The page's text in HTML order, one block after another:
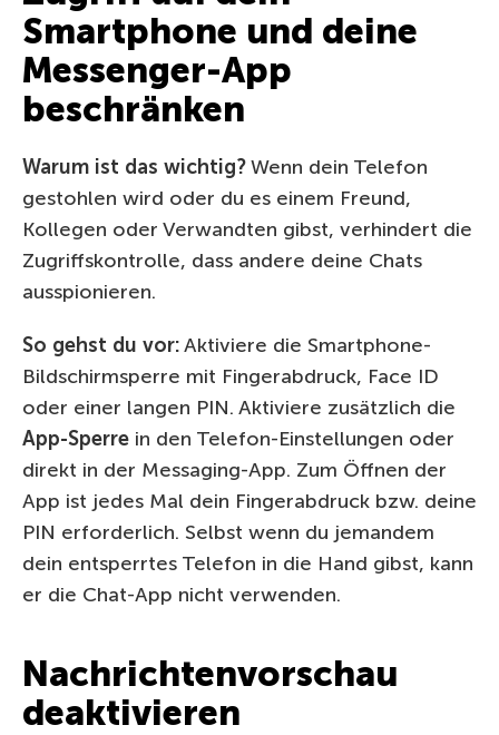
Smartphone und deine
Messenger-App
beschränken
Warum ist das wichtig?Wenn dein Telefon
gestohlen wird oder du es einem Freund,
Kollegen oder Verwandten gibst, verhindert die
Zugriffskontrolle, dass andere deine Chats
ausspionieren.
So gehst du vor:Aktiviere die Smartphone-
Bildschirmsperre mit Fingerabdruck, Face ID
oder einer langen PIN. Aktiviere zusätzlich die
App-Sperre in den Telefon-Einstellungen oder
direkt in der Messaging-App. Zum Öffnen der
App ist jedes Mal dein Fingerabdruck bzw. deine
PIN erforderlich. Selbst wenn du jemandem
dein entsperrtes Telefon in die Hand gibst, kann
er die Chat-App nicht verwenden.
Nachrichtenvorschau
deaktivieren